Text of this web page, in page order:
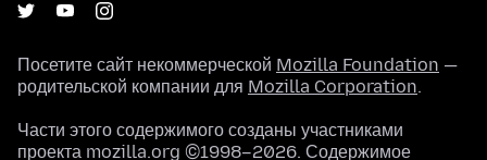
Посетите сайт некоммерческой Mozilla Foundation —
родительской компании для Mozilla Corporation.
Части этого содержимого созданы участниками
проекта mozilla.org ©1998–2026. Содержимое